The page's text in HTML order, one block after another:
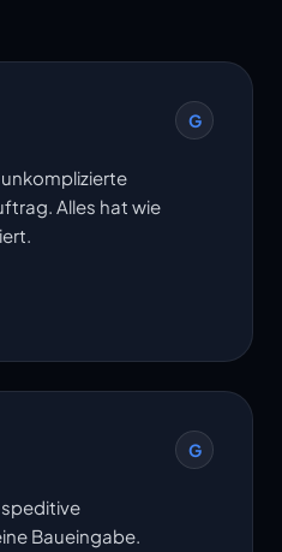
G
Alles hat wie
G
Baueingabe.